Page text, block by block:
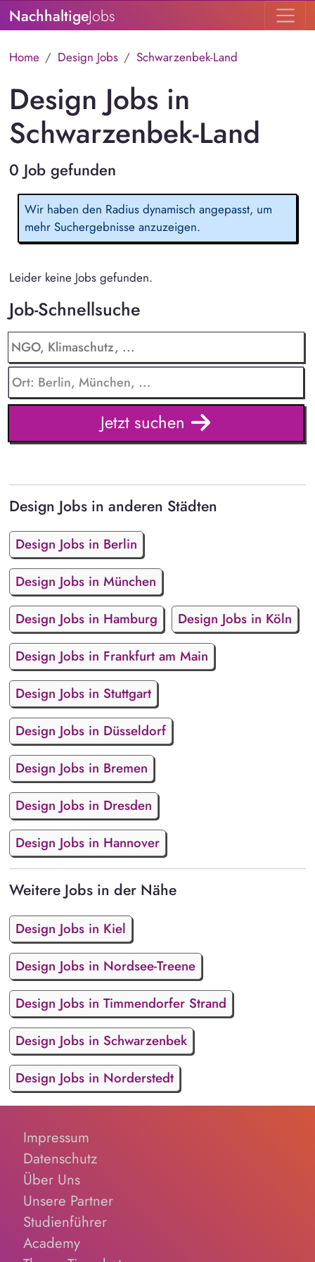
NachhaltigeJobs
Home Design Jobs Schwarzenbek-Land
Design Jobs in
Schwarzenbek-Land
0 Job gefunden
Wir haben den Radius dynamisch angepasst, um
mehr Suchergebnisse anzuzeigen.
Leider keine Jobs gefunden.
Job-Schnellsuche
Jetzt suchen
Design Jobs in anderen Städten
Design Jobs in Berlin
Design Jobs in München
Design Jobs in Hamburg
Design Jobs in Köln
Design Jobs in Frankfurt am Main
Design Jobs in Stuttgart
Design Jobs in Düsseldorf
Design Jobs in Bremen
Design Jobs in Dresden
Design Jobs in Hannover
Weitere Jobs in der Nähe
Design Jobs in Kiel
Design Jobs in Nordsee-Treene
Design Jobs in Timmendorfer Strand
Design Jobs in Schwarzenbek
Design Jobs in Norderstedt
Impressum
Datenschutz
Über Uns
Unsere Partner
Studienführer
Academy